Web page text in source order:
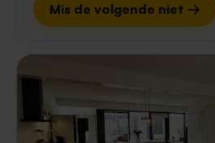
Mis de volgende niet →